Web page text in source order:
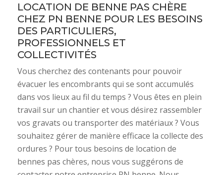
LOCATION DE BENNE PAS CHÈRE
CHEZ PN BENNE POUR LES BESOINS
DES PARTICULIERS,
PROFESSIONNELS ET
COLLECTIVITÉS
Vous cherchez des contenants pour pouvoir
évacuer les encombrants qui se sont accumulés
dans vos lieux au fil du temps ? Vous êtes en plein
travail sur un chantier et vous désirez rassembler
vos gravats ou transporter des matériaux ? Vous
souhaitez gérer de manière efficace la collecte des
ordures ? Pour tous besoins de location de
bennes pas chères, nous vous suggérons de